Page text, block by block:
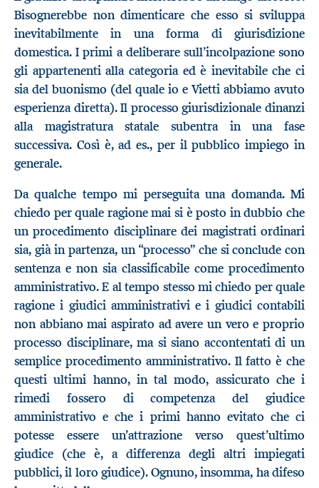
Bisognerebbe non dimenticare che esso si sviluppa
inevitabilmente in una forma di giurisdizione
domestica. I primi a deliberare sull’incolpazione sono
gli appartenenti alla categoria ed è inevitabile che ci
sia del buonismo (del quale io e Vietti abbiamo avuto
esperienza diretta). Il processo giurisdizionale dinanzi
alla magistratura statale subentra in una fase
successiva. Così è, ad es., per il pubblico impiego in
generale.
Da qualche tempo mi perseguita una domanda. Mi
chiedo per quale ragione mai si è posto in dubbio che
un procedimento disciplinare dei magistrati ordinari
sia, già in partenza, un “processo” che si conclude con
sentenza e non sia classificabile come procedimento
amministrativo. E al tempo stesso mi chiedo per quale
ragione i giudici amministrativi e i giudici contabili
non abbiano mai aspirato ad avere un vero e proprio
processo disciplinare, ma si siano accontentati di un
semplice procedimento amministrativo. Il fatto è che
questi ultimi hanno, in tal modo, assicurato che i
rimedi fossero di competenza del giudice
amministrativo e che i primi hanno evitato che ci
potesse essere un’attrazione verso quest’ultimo
giudice (che è, a differenza degli altri impiegati
pubblici, il loro giudice). Ognuno, insomma, ha difeso